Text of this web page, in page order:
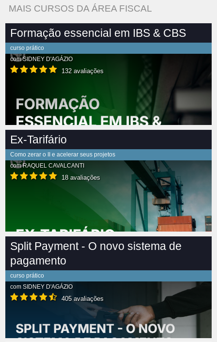
MAIS CURSOS DA ÁREA FISCAL
Formação essencial em IBS & CBS
curso prático
comSIDNEY D'AGÁZIO
132 avaliações
Ex-Tarifário
Como zerar o II e acelerar seus projetos
comRAQUEL CAVALCANTI
18 avaliações
Split Payment - O novo sistema de
pagamento
curso prático
com SIDNEY D'AGÁZIO
405 avaliações